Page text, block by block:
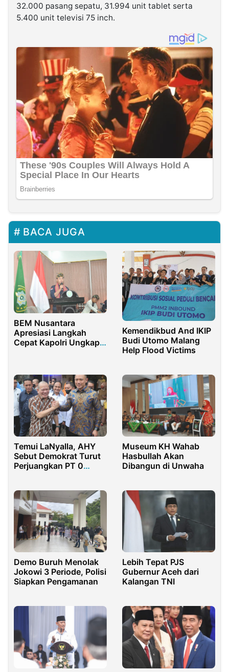
32.000 pasang sepatu, 31.994 unit tablet serta
5.400 unit televisi 75 inch.
BACA JUGA
BEM Nusantara
Apresiasi Langkah
Cepat Kapolri Ungkap
Kemendikbud And IKIP
Budi Utomo Malang
Help Flood Victims
Temui LaNyalla, AHY
Sebut Demokrat Turut
Perjuangkan PT 0
Museum KH Wahab
Hasbullah Akan
Dibangun di Unwaha
Demo Buruh Menolak
Jokowi 3 Periode, Polisi
Siapkan Pengamanan
Lebih Tepat PJS
Gubernur Aceh dari
Kalangan TNI